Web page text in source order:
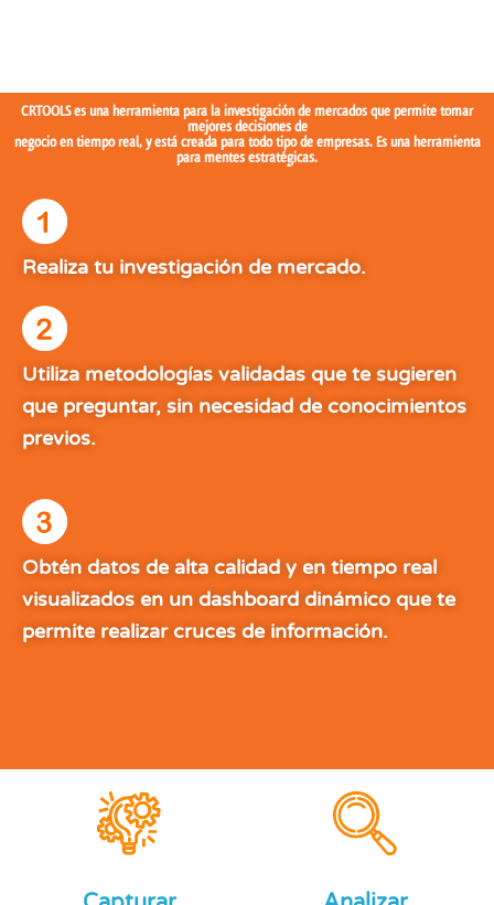
CRTOOLS es una herramienta para la investigación de mercados que permite tomar
mejores decisiones de
negocio en tiempo real, y está creada para todo tipo de empresas. Es una herramienta
para mentes estratégicas.
Realiza tu investigación de mercado.
Utiliza metodologías validadas que te sugieren
que preguntar, sin necesidad de conocimientos
previos.
Obtén datos de alta calidad y en tiempo real
visualizados en un dashboard dinámico que te
permite realizar cruces de información.